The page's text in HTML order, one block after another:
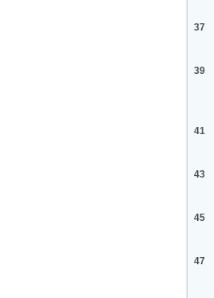
37
39
41
43
45
47